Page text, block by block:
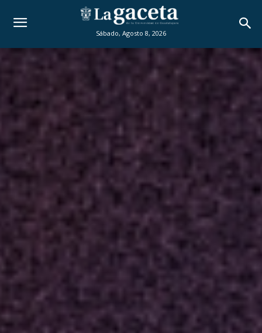
Sábado, Agosto 8, 2026